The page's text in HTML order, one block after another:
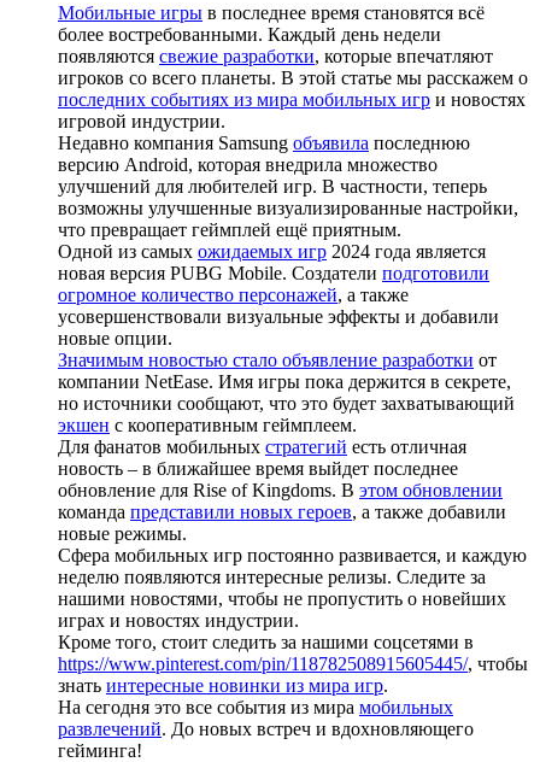
Мобильные игры в последнее время становятся всё
более востребованными. Каждый день недели
появляются свежие разработки, которые впечатляют
игроков со всего планеты. В этой статье мы расскажем о
последних событиях из мира мобильных игр и новостях
игровой индустрии.
Недавно компания Samsung объявила последнюю
версию Android, которая внедрила множество
улучшений для любителей игр. В частности, теперь
возможны улучшенные визуализированные настройки,
что превращает геймплей ещё приятным.
Одной из самых ожидаемых игр 2024 года является
новая версия PUBG Mobile. Создатели подготовили
огромное количество персонажей, а также
усовершенствовали визуальные эффекты и добавили
новые опции.
Значимым новостью стало объявление разработки от
компании NetEase. Имя игры пока держится в секрете,
но источники сообщают, что это будет захватывающий
экшен с кооперативным геймплеем.
Для фанатов мобильных стратегий есть отличная
новость – в ближайшее время выйдет последнее
обновление для Rise of Kingdoms. В этом обновлении
команда представили новых героев, а также добавили
новые режимы.
Сфера мобильных игр постоянно развивается, и каждую
неделю появляются интересные релизы. Следите за
нашими новостями, чтобы не пропустить о новейших
играх и новостях индустрии.
Кроме того, стоит следить за нашими соцсетями в
https://www.pinterest.com/pin/118782508915605445/, чтобы
знать интересные новинки из мира игр.
На сегодня это все события из мира мобильных
развлечений. До новых встреч и вдохновляющего
гейминга!